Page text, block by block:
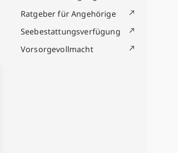
Ratgeber für Angehörige
Seebestattungsverfügung
Vorsorgevollmacht